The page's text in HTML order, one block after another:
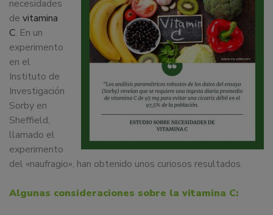
nos
dedicamos
a
la
docencia
y
formación
sobre
la
nutrición
alimentaria
tanto
particulares,
necesidades
de vitamina
C. En un
experimento
en el
Instituto de
Investigación
Sorby en
Sheffield,
llamado el
experimento
del «naufragio», han obtenido unos curiosos resultados.
Algunas consideraciones sobre la vitamina C: